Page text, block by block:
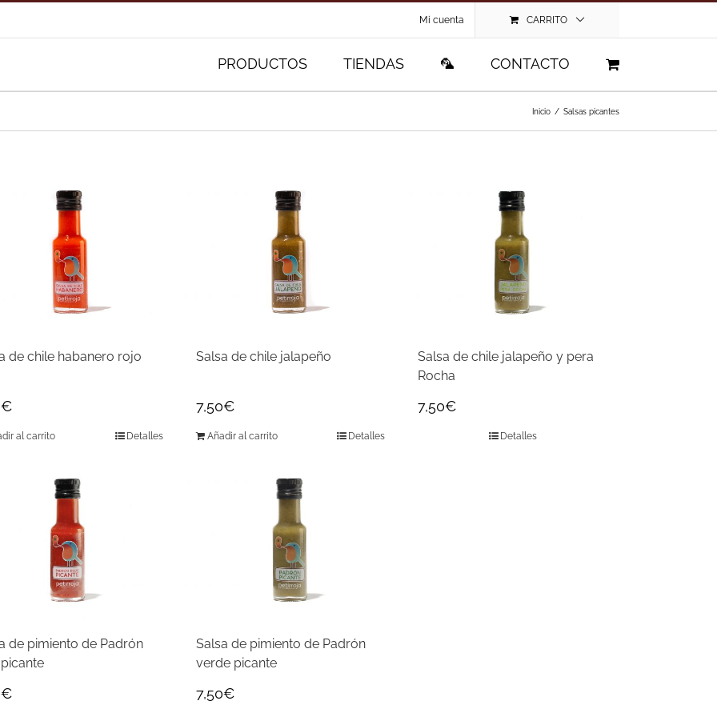
Mi cuenta CARRITO
PRODUCTOS TIENDAS 🦜 CONTACTO
Inicio / Salsas picantes
de chile habanero rojo
€
al carrito Detalles
Salsa de chile jalapeño
7,50€
Añadir al carrito Detalles
Salsa de chile jalapeño y pera
Rocha
7,50€
Detalles
de pimiento de Padrón
€
Salsa de pimiento de Padrón
verde picante
7,50€